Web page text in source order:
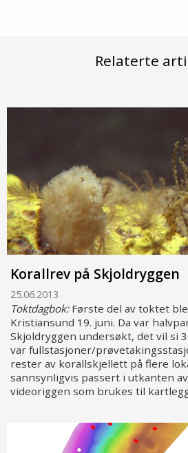
Relaterte
Korallrev på Skjoldryggen
25.06.2013
Toktdagbok: Første del av toktet
Kristiansund 19. juni. Da var
Skjoldryggen undersøkt, det vil si
var fullstasjoner/
rester av korallskjellett på flere
sannsynligvis passert i utkanten
videoriggen som brukes til